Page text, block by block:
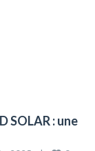
SOLAR : une